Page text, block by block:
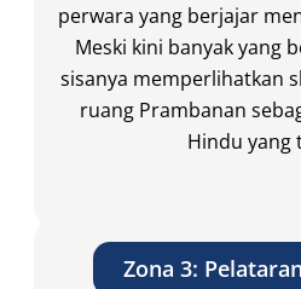
perwara yang berjajar
Meski kini banyak yang
sisanya memperlihatkan
ruang Prambanan
Hindu
Zona 3: